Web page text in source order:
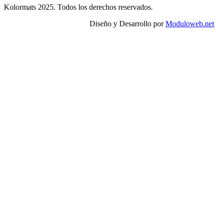
Kolormats 2025. Todos los derechos reservados.
Diseño y Desarrollo porModuloweb.net